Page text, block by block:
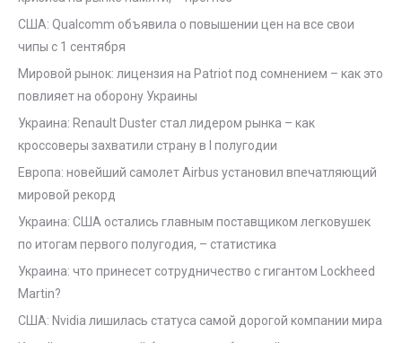
США: Qualcomm объявила о повышении цен на все свои
чипы с 1 сентября
Мировой рынок: лицензия на Patriot под сомнением – как это
повлияет на оборону Украины
Украина: Renault Duster стал лидером рынка – как
кроссоверы захватили страну в I полугодии
Европа: новейший самолет Airbus установил впечатляющий
мировой рекорд
Украина: США остались главным поставщиком легковушек
по итогам первого полугодия, – статистика
Украина: что принесет сотрудничество с гигантом Lockheed
Martin?
США: Nvidia лишилась статуса самой дорогой компании мира